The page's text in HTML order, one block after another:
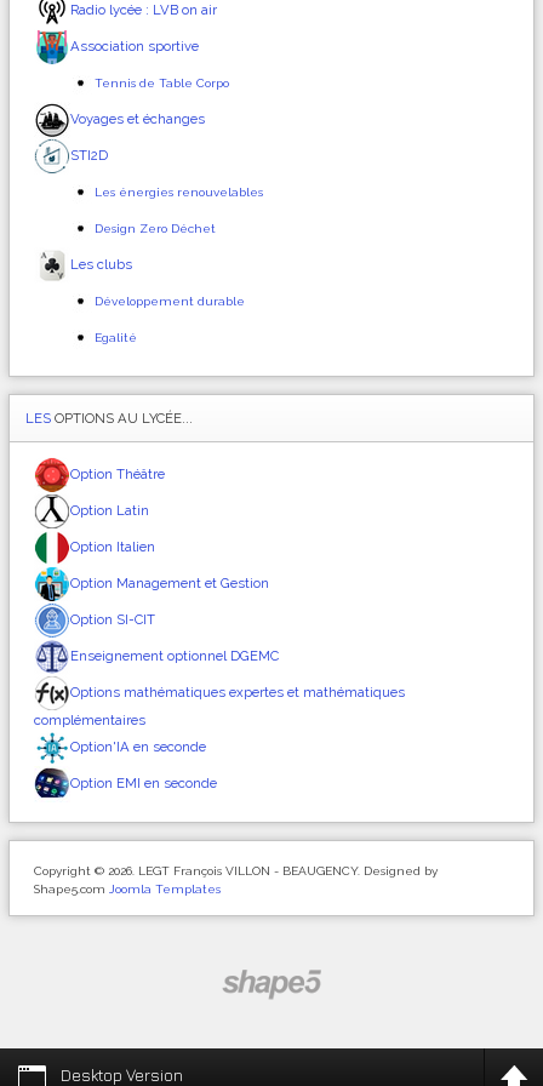
Radio lycée : LVB on air
Association sportive
Tennis de Table Corpo
Voyages et échanges
STI2D
Les énergies renouvelables
Design Zero Déchet
Les clubs
Développement durable
Egalité
LES OPTIONS AU LYCÉE...
Option Théâtre
Option Latin
Option Italien
Option Management et Gestion
Option SI-CIT
Enseignement optionnel DGEMC
Options mathématiques expertes et mathématiques
complémentaires
Option'IA en seconde
Option EMI en seconde
Copyright © 2026. LEGT François VILLON - BEAUGENCY. Designed by
Shape5.com Joomla Templates
Desktop Version